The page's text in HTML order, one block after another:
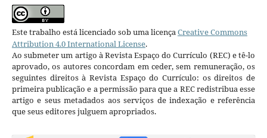
Este trabalho está licenciado sob uma licençaCreative Commons
Attribution 4.0 International License.
Ao submeter um artigo à Revista Espaço do Currículo (REC) e tê-lo
aprovado, os autores concordam em ceder, sem remuneração, os
seguintes direitos à Revista Espaço do Currículo: os direitos de
primeira publicação e a permissão para que a REC redistribua esse
artigo e seus metadados aos serviços de indexação e referência
que seus editores julguem apropriados.